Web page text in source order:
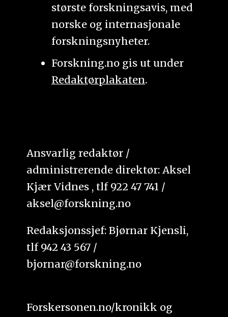
største forskningsavis, med
norske og internasjonale
forskningsnyheter.
Forskning.no gis ut under
Redaktørplakaten.
Ansvarlig redaktør /
administrerende direktør: Aksel
Kjær Vidnes , tlf 922 47 741 /
aksel@forskning.no
Redaksjonssjef: Bjørnar Kjensli,
tlf 942 43 567 /
bjornar@forskning.no
Forskersonen.no/kronikk og